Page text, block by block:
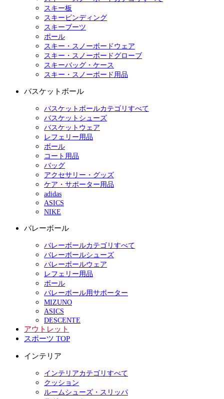
スキー板
スキービンディング
スキーブーツ
ポール
スキー・スノーボードウェア
スキー・スノーボードグローブ
スキーバッグ・ケース
スキー・スノーボード用品
バスケットボール
バスケットボールカテゴリすべて
バスケットシューズ
バスケットウェア
レフェリー用品
ボール
コート用品
バッグ
アクセサリー・グッズ
ケア・サポーター用品
adidas
ASICS
NIKE
バレーボール
バレーボールカテゴリすべて
バレーボールシューズ
バレーボールウェア
レフェリー用品
ボール
バレーボール用サポーター
MIZUNO
ASICS
DESCENTE
アウトレット
スポーツ TOP
インテリア
インテリアカテゴリすべて
クッション
ルームシューズ・スリッパ